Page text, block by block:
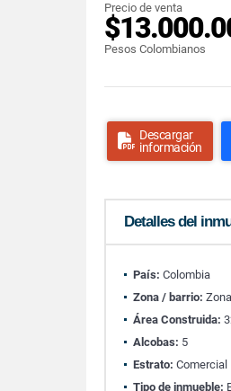
Precio de venta
Pesos Colombianos
Descargar
información
Detalles del
País: Colombia
Zona / barrio:
Área Construida:
Alcobas: 5
Estrato: Comercial
Tipo de inmueble: